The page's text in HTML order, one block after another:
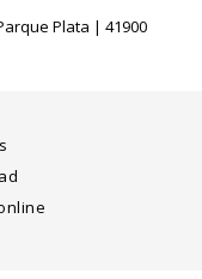
Plata | 41900